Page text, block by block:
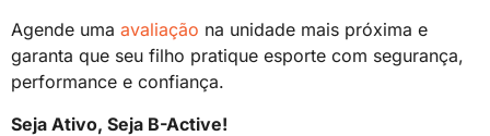
Agende uma avaliação na unidade mais próxima e
garanta que seu filho pratique esporte com segurança,
performance e confiança.
Seja Ativo, Seja B-Active!